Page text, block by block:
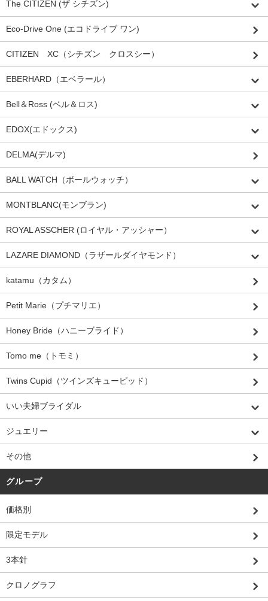
The CITIZEN (ザ シチズン)
Eco-Drive One (エコドライブ ワン)
CITIZEN XC（シチズン クロスシー）
EBERHARD（エベラール）
Bell＆Ross (ベル＆ロス)
EDOX(エドックス)
DELMA(デルマ)
BALL WATCH（ボールウォッチ）
MONTBLANC(モンブラン)
ROYAL ASSCHER (ロイヤル・アッシャー）
LAZARE DIAMOND（ラザールダイヤモンド）
katamu（カタム）
Petit Marie（プチマリエ）
Honey Bride（ハニーブライド）
Tomo me（トモミ）
Twins Cupid（ツインズキューピッド）
いい夫婦ブライダル
ジュエリー
その他
グループ
価格別
限定モデル
3本針
クロノグラフ